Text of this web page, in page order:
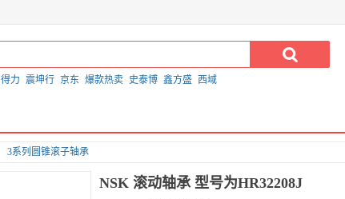
得力 震坤行 京东 爆款热卖 史泰博 鑫方盛 西域
3系列圆锥滚子轴承
NSK 滚动轴承 型号为HR32208J